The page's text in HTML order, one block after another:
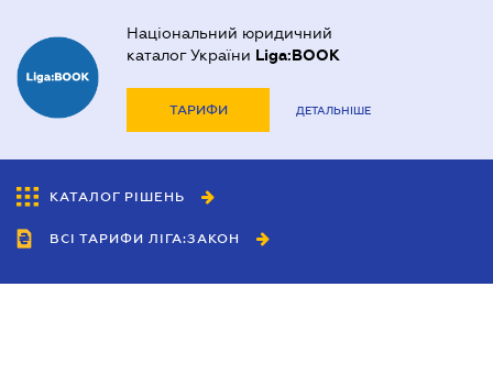
Національний юридичний
каталог України Liga:BOOK
ТАРИФИ ДЕТАЛЬНІШЕ
КАТАЛОГ РІШЕНЬ
ВСІ ТАРИФИ ЛІГА:ЗАКОН